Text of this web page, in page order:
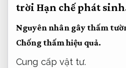
trời Hạn chế phát
Nguyên nhân gây thấm
Chống thấm hiệu quả.
Cung cấp vật tư.